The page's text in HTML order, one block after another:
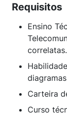
Requisitos
Ensino
correlatas.
Carteira
Curso